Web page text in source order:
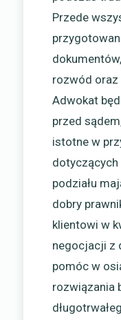
Przede
rozwód oraz
Adwokat
przed
istotne w
podziału
dobry
klientowi w
negocjacji z
pomóc w
rozwiązania